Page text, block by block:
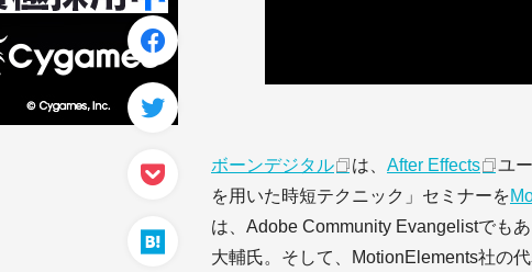
ボーンデジタル は、 After Effects
ユ
を用いた時短テクニック」セミナーを
は、Adobe Community Evangelistでも
大輔氏。そして、MotionElements社の